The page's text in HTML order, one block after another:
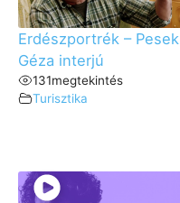
Erdészportrék – Pesek
Géza interjú
131megtekintés
Turisztika